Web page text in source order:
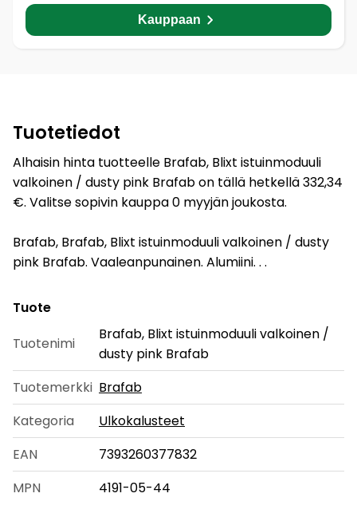
Kauppaan
Tuotetiedot
Alhaisin hinta tuotteelle Brafab, Blixt istuinmoduuli
valkoinen / dusty pink Brafab on tällä hetkellä 332,34
€. Valitse sopivin kauppa 0 myyjän joukosta.
Brafab, Brafab, Blixt istuinmoduuli valkoinen / dusty
pink Brafab. Vaaleanpunainen. Alumiini. . .
Tuote
Tuotenimi
Brafab, Blixt istuinmoduuli valkoinen /
dusty pink Brafab
Tuotemerkki Brafab
Kategoria
Ulkokalusteet
EAN
7393260377832
MPN
4191-05-44